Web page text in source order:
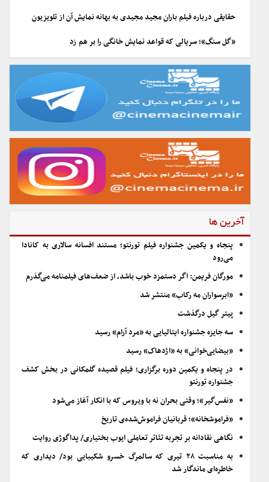
حقایقی درباره فیلم باران مجید مجیدی به بهانه نمایش آن از تلویزیون
«گل سنگ»؛ سریالی که قواعد نمایش خانگی را بر هم زد
آخرین ها
پنجاه و یکمین جشنواره فیلم تورنتو؛ مستند افسانه سالاری به کانادا
می‌رود
مورگان فریمن: اگر دستمزد خوب باشد، از ضعف‌های فیلمنامه می‌گذرم
«ابرسواران مه رکاب» منتشر شد
پیتر گیل درگذشت
سه جایزه جشنواره ایتالیایی به «مرد آرام» رسید
«بیضایی‌خوانی» به «اژدهاک» رسید
در پنجاه و یکمین دوره برگزاری؛ فیلم قصیده گلمکانی در بخش کشف
جشنواره تورنتو
«نفس‌گیر»؛ وقتی بحران نه با ویروس که با انکار آغاز می‌شود
«فراموشخانه»؛ قربانیان فراموش‌شده‌ی تاریخ
نگاهی نقادانه بر تجربه تئاتر تعاملی ایوب بختیاری/ پداگوژی روایت
به مناسبت ۲۸ تیری که سالمرگ خسرو شکیبایی بود/ دیداری که
خاطره‌ای ماندگار شد